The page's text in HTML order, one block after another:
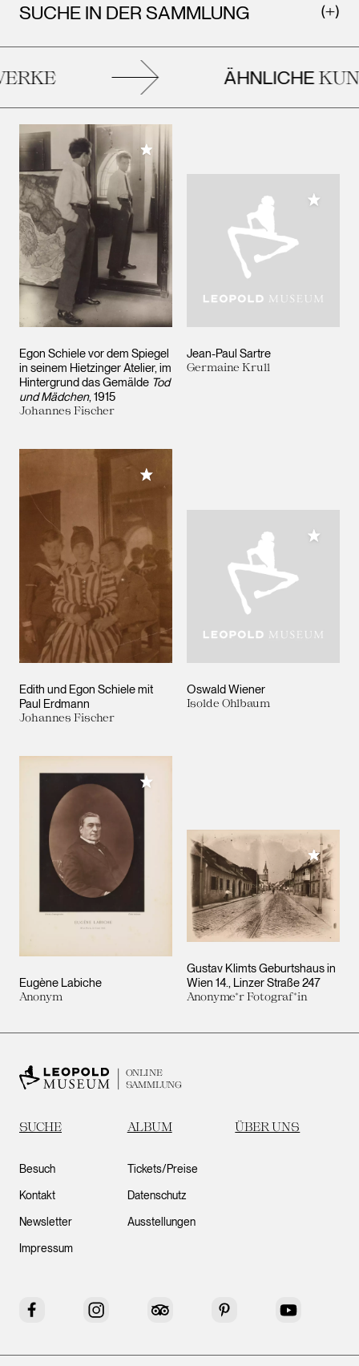
SUCHE IN DER SAMMLUNG
ÄHNLICHE
Egon Schiele vor dem Spiegel
in seinem Hietzinger Atelier, im
Hintergrund das Gemälde Tod
und Mädchen, 1915
Johannes Fischer
Meiner Sammlung hinzufügen
Jean-Paul Sartre
Germaine Krull
Meiner
Edith und Egon Schiele mit
Paul Erdmann
Johannes Fischer
Meiner Sammlung hinzufügen
Oswald Wiener
Isolde Ohlbaum
Meiner
Eugène Labiche
Anonym
Meiner Sammlung hinzufügen
Gustav Klimts Geburtshaus in
Wien 14., Linzer Straße 247
Anonyme*r Fotograf*in
Meiner
ONLINE
SAMMLUNG
SUCHE ALBUM ÜBER UNS
Besuch
Kontakt
Newsletter
Impressum
Tickets/Preise
Datenschutz
Ausstellungen
Facebook Instagram Tripadvisor Pinterest YouTube